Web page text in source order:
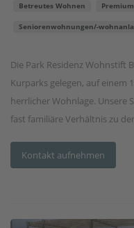
Betreutes Wohnen
Seniorenwohnungen/-
Die Park Residenz Wohnstift
Kurparks gelegen, auf einem
herrlicher Wohnlage. Unsere
fast familiäre Verhältnis zu
Kontakt aufnehmen